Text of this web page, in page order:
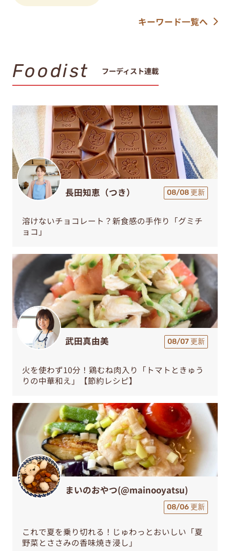
キーワード一覧へ
Foodist フーディスト連載
長田知恵（つき） 08/08 更新
溶けないチョコレート？新食感の手作り「グミチ
ョコ」
武田真由美 08/07 更新
火を使わず10分！鶏むね肉入り「トマトときゅう
りの中華和え」【節約レシピ】
まいのおやつ(@mainooyatsu)
08/06 更新
これで夏を乗り切れる！じゅわっとおいしい「夏
野菜とささみの香味焼き浸し」